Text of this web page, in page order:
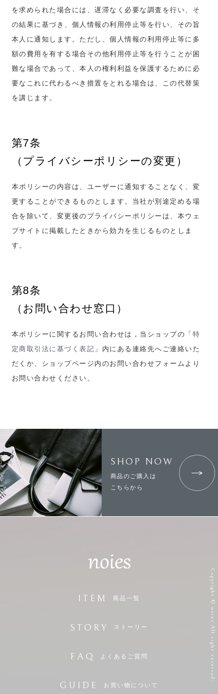
を求められた場合には、遅滞なく必要な調査を行い、そ
の結果に基づき、個人情報の利用停止等を行い、その旨
本人に通知します。ただし、個人情報の利用停止等に多
額の費用を有する場合その他利用停止等を行うことが困
難な場合であって、本人の権利利益を保護するために必
要なこれに代わるべき措置をとれる場合は、この代替策
を講じます。
第7条
（プライバシーポリシーの変更）
本ポリシーの内容は、ユーザーに通知することなく、変
更することができるものとします。当社が別途定める場
合を除いて、変更後のプライバシーポリシーは、本ウェ
ブサイトに掲載したときから効力を生じるものとしま
す。
第8条
（お問い合わせ窓口）
本ポリシーに関するお問い合わせは，当ショップの「 特
定商取引法に基づく表記 」内にある連絡先へご連絡いた
だくか、ショップページ内のお問い合わせフォームより
お問い合わせください。
SHOP NOW
商品のご購入は
こちらから
ITEM 商品一覧
STORY ストーリー
FAQ よくあるご質問
GUIDE お買い物について
Copyright © noies All right reserved.